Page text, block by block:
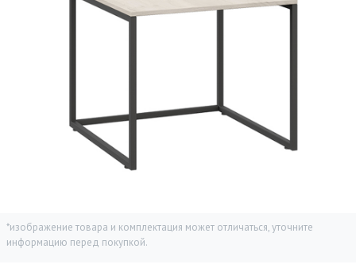
*изображение товара и комплектация может отличаться, уточните
информацию перед покупкой.